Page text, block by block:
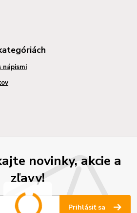
nápismi
novinky, akcie a
zľavy!
Prihlásiť sa